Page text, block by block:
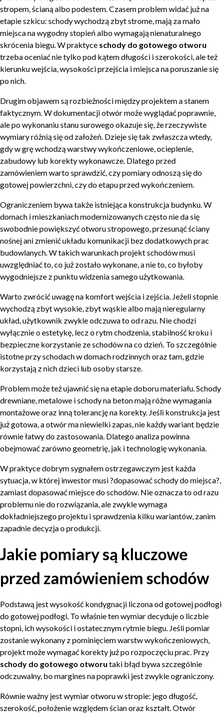
stropem, ścianą albo podestem. Czasem problem widać już na
etapie szkicu: schody wychodzą zbyt strome, mają za mało
miejsca na wygodny stopień albo wymagają nienaturalnego
skrócenia biegu. W praktyce schody do gotowego otworu
trzeba oceniać nie tylko pod kątem długości i szerokości, ale też
kierunku wejścia, wysokości przejścia i miejsca na poruszanie się
po nich.
Drugim objawem są rozbieżności między projektem a stanem
faktycznym. W dokumentacji otwór może wyglądać poprawnie,
ale po wykonaniu stanu surowego okazuje się, że rzeczywiste
wymiary różnią się od założeń. Dzieje się tak zwłaszcza wtedy,
gdy w grę wchodzą warstwy wykończeniowe, ocieplenie,
zabudowy lub korekty wykonawcze. Dlatego przed
zamówieniem warto sprawdzić, czy pomiary odnoszą się do
gotowej powierzchni, czy do etapu przed wykończeniem.
Ograniczeniem bywa także istniejąca konstrukcja budynku. W
domach i mieszkaniach modernizowanych często nie da się
swobodnie powiększyć otworu stropowego, przesunąć ściany
nośnej ani zmienić układu komunikacji bez dodatkowych prac
budowlanych. W takich warunkach projekt schodów musi
uwzględniać to, co już zostało wykonane, a nie to, co byłoby
wygodniejsze z punktu widzenia samego użytkowania.
Warto zwrócić uwagę na komfort wejścia i zejścia. Jeżeli stopnie
wychodzą zbyt wysokie, zbyt wąskie albo mają nieregularny
układ, użytkownik zwykle odczuwa to od razu. Nie chodzi
wyłącznie o estetykę, lecz o rytm chodzenia, stabilność kroku i
bezpieczne korzystanie ze schodów na co dzień. To szczególnie
istotne przy schodach w domach rodzinnych oraz tam, gdzie
korzystają z nich dzieci lub osoby starsze.
Problem może też ujawnić się na etapie doboru materiału. Schody
drewniane, metalowe i schody na beton mają różne wymagania
montażowe oraz inną tolerancję na korekty. Jeśli konstrukcja jest
już gotowa, a otwór ma niewielki zapas, nie każdy wariant będzie
równie łatwy do zastosowania. Dlatego analiza powinna
obejmować zarówno geometrię, jak i technologię wykonania.
W praktyce dobrym sygnałem ostrzegawczym jest każda
sytuacja, w której inwestor musi ?dopasować schody do miejsca?,
zamiast dopasować miejsce do schodów. Nie oznacza to od razu
problemu nie do rozwiązania, ale zwykle wymaga
dokładniejszego projektu i sprawdzenia kilku wariantów, zanim
zapadnie decyzja o produkcji.
Jakie pomiary są kluczowe
przed zamówieniem schodów
Podstawą jest wysokość kondygnacji liczona od gotowej podłogi
do gotowej podłogi. To właśnie ten wymiar decyduje o liczbie
stopni, ich wysokości i ostatecznym rytmie biegu. Jeśli pomiar
zostanie wykonany z pominięciem warstw wykończeniowych,
projekt może wymagać korekty już po rozpoczęciu prac. Przy
schody do gotowego otworu taki błąd bywa szczególnie
odczuwalny, bo margines na poprawki jest zwykle ograniczony.
Równie ważny jest wymiar otworu w stropie: jego długość,
szerokość, położenie względem ścian oraz kształt. Otwór